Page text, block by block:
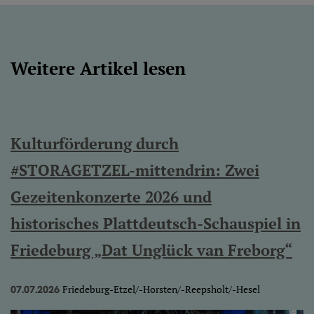
Weitere Artikel lesen
Kulturförderung durch
#STORAGETZEL-mittendrin: Zwei
Gezeitenkonzerte 2026 und
historisches Plattdeutsch-Schauspiel in
Friedeburg „Dat Unglück van Freborg“
07.07.2026 Friedeburg-Etzel/-Horsten/-Reepsholt/-Hesel